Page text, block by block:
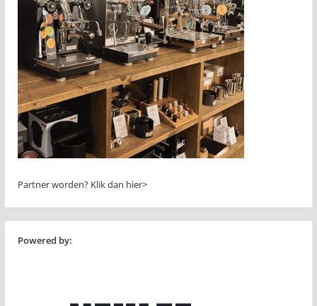
Partner worden? Klik dan hier>
Powered by: